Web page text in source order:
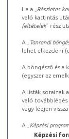
Ha a „ Részletes
való kattintás
feltételek” rész
A „ Tanrendi
lehet elkezdeni
A böngésző és a
(egyszer az
A listák sorainak
való
vagy lépjen
A „ Képzési
Képzési